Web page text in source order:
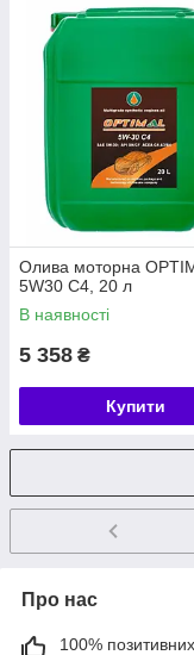
Олива моторна
5W30 С4, 20 л
В наявності
5 358 ₴
Купити
Про нас
100% позитивних